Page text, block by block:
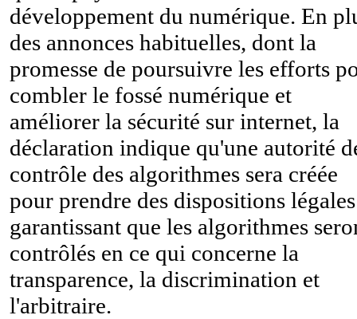
développement du numérique. En
des annonces habituelles, dont la
promesse de poursuivre les efforts
combler le fossé numérique et
améliorer la sécurité sur internet, la
déclaration indique qu'une autorité
contrôle des algorithmes sera créée
pour prendre des dispositions légales
garantissant que les algorithmes
contrôlés en ce qui concerne la
transparence, la discrimination et
l'arbitraire.